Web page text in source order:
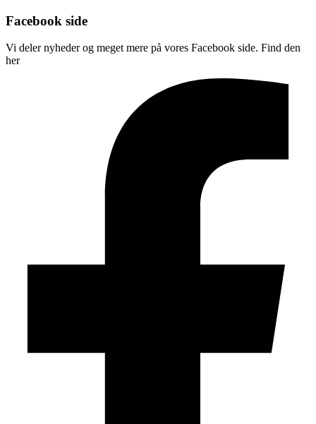
Facebook side
Vi deler nyheder og meget mere på vores Facebook side. Find den
her